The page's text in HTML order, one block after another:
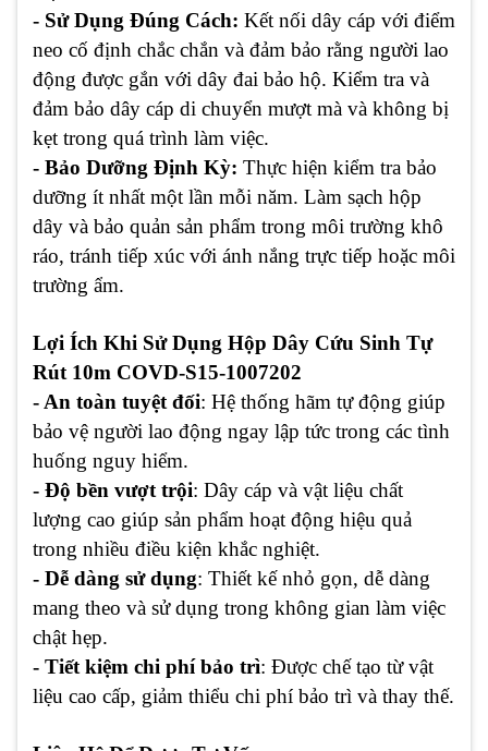
- Sử Dụng Đúng Cách: Kết nối dây cáp với điểm
neo cố định chắc chắn và đảm bảo rằng người lao
động được gắn với dây đai bảo hộ. Kiểm tra và
đảm bảo dây cáp di chuyển mượt mà và không bị
kẹt trong quá trình làm việc.
- Bảo Dưỡng Định Kỳ: Thực hiện kiểm tra bảo
dưỡng ít nhất một lần mỗi năm. Làm sạch hộp
dây và bảo quản sản phẩm trong môi trường khô
ráo, tránh tiếp xúc với ánh nắng trực tiếp hoặc môi
trường ẩm.
Lợi Ích Khi Sử Dụng Hộp Dây Cứu Sinh Tự
Rút 10m COVD-S15-1007202
- An toàn tuyệt đối: Hệ thống hãm tự động giúp
bảo vệ người lao động ngay lập tức trong các tình
huống nguy hiểm.
- Độ bền vượt trội: Dây cáp và vật liệu chất
lượng cao giúp sản phẩm hoạt động hiệu quả
trong nhiều điều kiện khắc nghiệt.
- Dễ dàng sử dụng: Thiết kế nhỏ gọn, dễ dàng
mang theo và sử dụng trong không gian làm việc
chật hẹp.
- Tiết kiệm chi phí bảo trì: Được chế tạo từ vật
liệu cao cấp, giảm thiểu chi phí bảo trì và thay thế.